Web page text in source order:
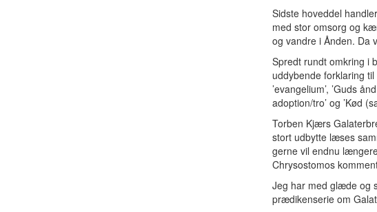
Sidste hoveddel
med stor omsorg og
og vandre i Ånden. Da
Spredt rundt omkring i
uddybende forklaring
’evangelium’, ’Guds
adoption/tro’ og ’Kød
Torben Kjærs
stort udbytte læses
gerne vil endnu
Chrysostomos
Jeg har med glæde og
prædikenserie om